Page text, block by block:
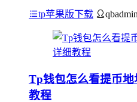
tp苹果版下载 qbadmin
Tp钱包怎么看提币
教程